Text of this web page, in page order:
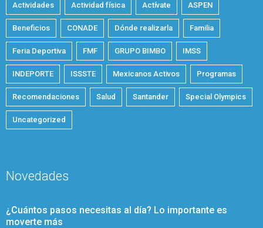
Actividades Actividad física Actívate ASPEN
Beneficios CONADE Dónde realizarla Familia
Feria Deportiva FMF GRUPO BIMBO IMSS
INDEPORTE ISSSTE Mexicanos Activos Programas
Recomendaciones Salud Santander Special Olympics
Uncategorized
Novedades
¿Cuántos pasos necesitas al día? Lo importante es
moverte más